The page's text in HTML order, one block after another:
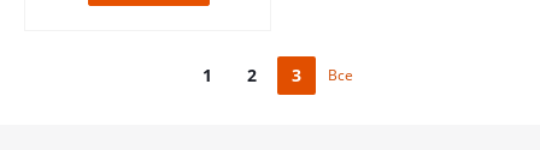
1 2 3 Все